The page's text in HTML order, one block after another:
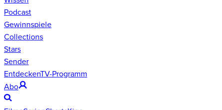
Podcast
Gewinnspiele
Collections
Stars
Sender
EntdeckenTV-Programm
Abo